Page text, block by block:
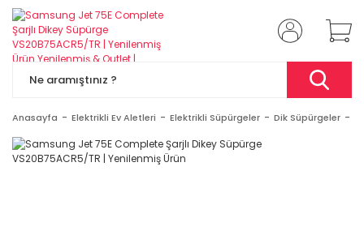
Anasayfa Elektrikli Ev Aletleri Elektrikli Süpürgeler Dik Süpürgeler